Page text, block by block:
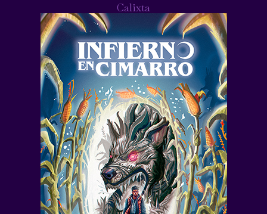
Calixta